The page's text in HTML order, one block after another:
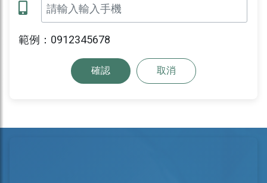
範例：0912345678
確認 取消